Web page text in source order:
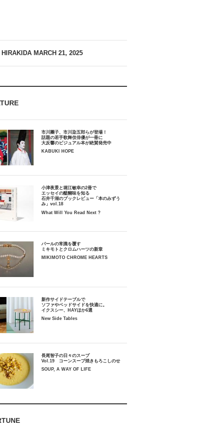
MARCH 21, 2025
市川團子、市川染五郎らが登場！
話題の若手歌舞伎俳優が一冊に
大反響のビジュアル本が絶賛発売中
KABUKI HOPE
小津夜景と堀江敏幸の2冊で
エッセイの醍醐味を知る
石井千湖のブックレビュー「本のみずう
み」vol.18
What Will You Read Next ?
パールの常識を覆す
ミキモトとクロムハーツの新章
MIKIMOTO CHROME HEARTS
新作サイドテーブルで
ソファやベッドサイドを快適に。
イクスシー、HAYほか6選
New Side Tables
長尾智子の日々のスープ
Vol.19 コーンスープ焼きもろこしのせ
SOUP, A WAY OF LIFE